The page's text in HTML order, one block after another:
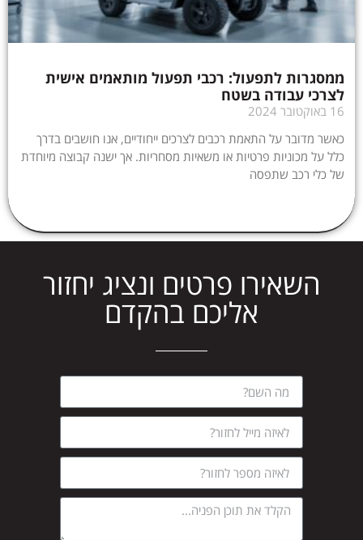
ממסגרות לתפעול: רכבי תפעול מותאמים אישית
לצרכי עבודה בשטח
16 באוקטובר 2024
כאשר מדובר על התאמת רכבים לצרכים ייחודיים, אנו חושבים בדרך
כלל על מכוניות פרטיות או משאיות מסחריות. אך ישנה קבוצה מיוחדת
של כלי רכב שתפסה
השאירו פרטים ונציג יחזור
אליכם בהקדם